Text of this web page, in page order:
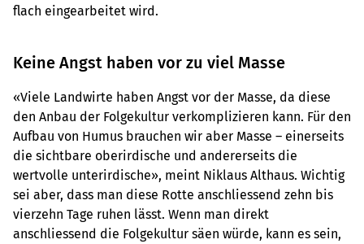
flach eingearbeitet wird.
Keine Angst haben vor zu viel Masse
«Viele Landwirte haben Angst vor der Masse, da diese
den Anbau der Folgekultur verkomplizieren kann. Für den
Aufbau von Humus brauchen wir aber Masse – einerseits
die sichtbare oberirdische und andererseits die
wertvolle unterirdische», meint Niklaus Althaus. Wichtig
sei aber, dass man diese Rotte anschliessend zehn bis
vierzehn Tage ruhen lässt. Wenn man direkt
anschliessend die Folgekultur säen würde, kann es sein,